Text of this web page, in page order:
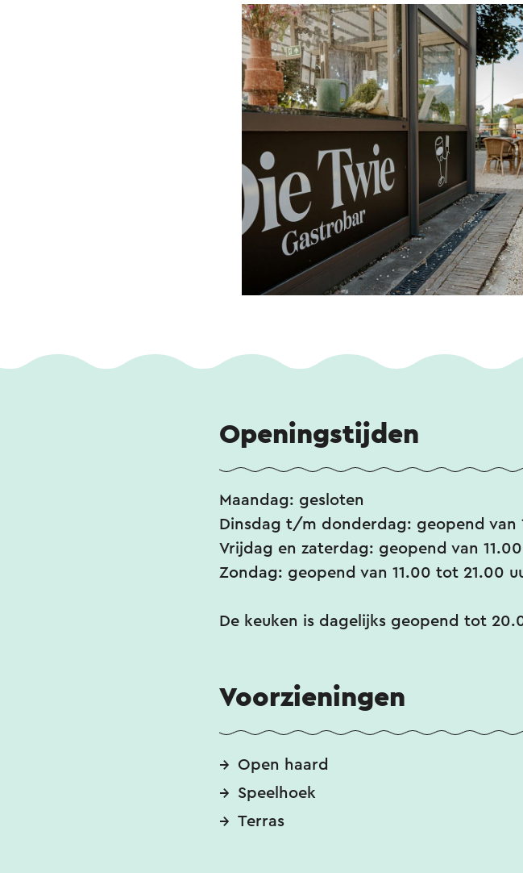
Openingstijden
Maandag: gesloten
Dinsdag t/m donderdag: geopend van
Vrijdag en zaterdag: geopend van
Zondag: geopend van 11.00 tot 21.00
De keuken is dagelijks geopend tot
Voorzieningen
Open haard
Speelhoek
Terras